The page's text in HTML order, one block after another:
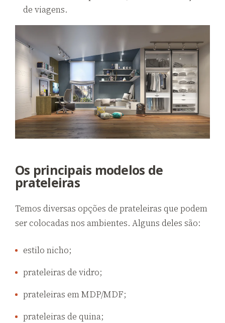
de viagens.
Os principais modelos de
prateleiras
Temos diversas opções de prateleiras que podem
ser colocadas nos ambientes. Alguns deles são:
estilo nicho;
prateleiras de vidro;
prateleiras em MDP/MDF;
prateleiras de quina;